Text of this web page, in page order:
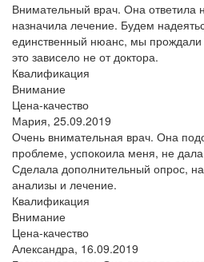
Внимательный врач. Она ответила
назначила лечение. Будем
единственный нюанс, мы
это зависело не от доктора.
Квалификация
Внимание
Цена-качество
Мария, 25.09.2019
Очень внимательная врач. Она
проблеме, успокоила меня, не
Сделала дополнительный опрос,
анализы и лечение.
Квалификация
Внимание
Цена-качество
Александра, 16.09.2019